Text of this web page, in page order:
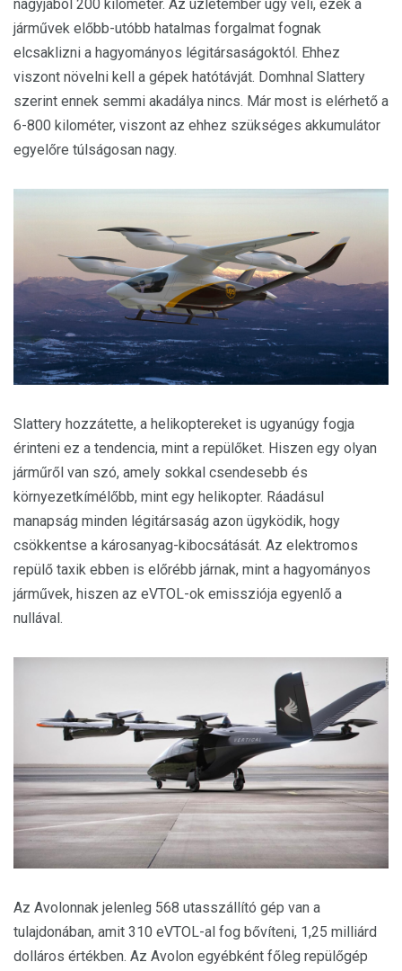
nagyjából 200 kilométer. Az üzletember úgy véli, ezek a
járművek előbb-utóbb hatalmas forgalmat fognak
elcsaklizni a hagyományos légitársaságoktól. Ehhez
viszont növelni kell a gépek hatótávját. Domhnal Slattery
szerint ennek semmi akadálya nincs. Már most is elérhető a
6-800 kilométer, viszont az ehhez szükséges akkumulátor
egyelőre túlságosan nagy.
Slattery hozzátette, a helikoptereket is ugyanúgy fogja
érinteni ez a tendencia, mint a repülőket. Hiszen egy olyan
járműről van szó, amely sokkal csendesebb és
környezetkímélőbb, mint egy helikopter. Ráadásul
manapság minden légitársaság azon ügyködik, hogy
csökkentse a károsanyag-kibocsátását. Az elektromos
repülő taxik ebben is előrébb járnak, mint a hagyományos
járművek, hiszen az eVTOL-ok emissziója egyenlő a
nullával.
Az Avolonnak jelenleg 568 utasszállító gép van a
tulajdonában, amit 310 eVTOL-al fog bővíteni, 1,25 milliárd
dolláros értékben. Az Avolon egyébként főleg repülőgép